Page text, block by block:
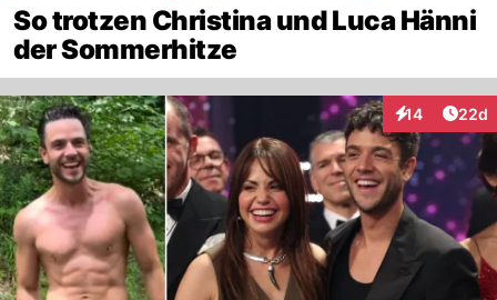
So trotzen Christina und Luca Hänni
der Sommerhitze
14
Interaktionen
22d